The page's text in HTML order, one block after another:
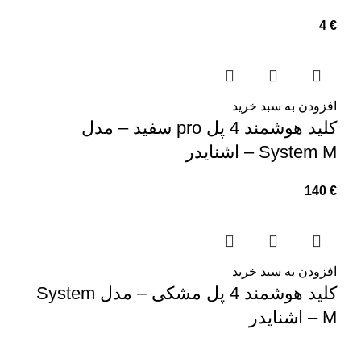
4 €
افزودن به سبد خرید
کلید هوشمند 4 پل pro سفید – مدل
System M – اشنایدر
140 €
افزودن به سبد خرید
کلید هوشمند 4 پل مشکی – مدل System
M – اشنایدر